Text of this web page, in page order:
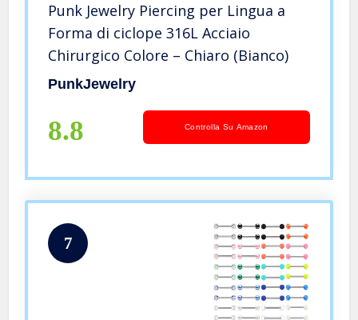
Punk Jewelry Piercing per Lingua a
Forma di ciclope 316L Acciaio
Chirurgico Colore – Chiaro (Bianco)
PunkJewelry
8.8 Controlla Su Amazon
7